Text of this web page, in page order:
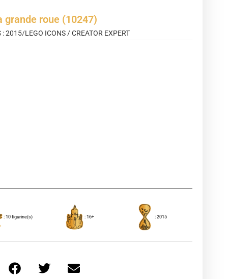
grande roue (10247)
:2015/LEGO ICONS / CREATOR EXPERT
: 10 figurine(s) : 16+ : 2015